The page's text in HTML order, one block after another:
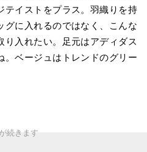
テイストをプラス。羽織りを持
グに入れるのではなく、こんな
り入れたい。足元はアディダス
。ベージュはトレンドのグリー